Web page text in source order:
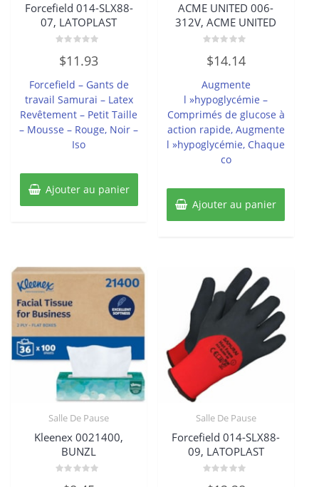
Forcefield 014-SLX88-
07, LATOPLAST
0
sur
$11.93
Forcefield – Gants de
travail Samurai – Latex
Revêtement – Petit Taille
– Mousse – Rouge, Noir –
Iso
Ajouter au panier
ACME UNITED 006-
312V, ACME UNITED
0
sur
$14.14
Augmente
l »hypoglycémie –
Comprimés de glucose à
action rapide, Augmente
l »hypoglycémie, Chaque
co
Ajouter au panier
Salle De Pause
Kleenex 0021400,
BUNZL
Salle De Pause
Forcefield 014-SLX88-
09, LATOPLAST